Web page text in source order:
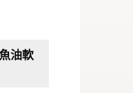
油軟